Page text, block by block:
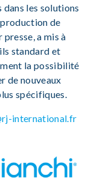
les solutions
de
a mis à
standard et
la possibilité
de nouveaux
spécifiques.
international.fr